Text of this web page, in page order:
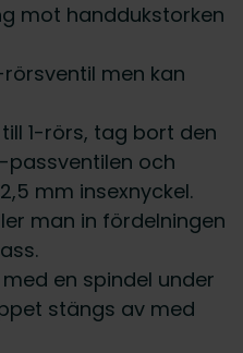
mot handdukstorken
men kan
1-rörs, tag bort den
och
mm insexnyckel.
man in fördelningen
en spindel under
stängs av med